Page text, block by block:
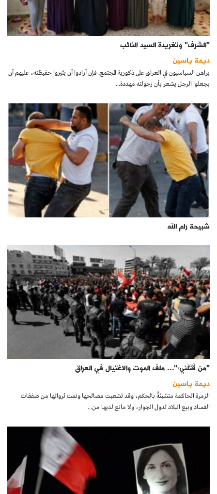
"الشرف" وتغريدة السيد النائب
ديمة ياسين
يراهن السياسيون في العراق على ذكورية المجتمع. فإن أرادوا أن يثيروا حفيظته، عليهم أن
يجعلوا الرجل يشعر بأن رجولته مهددة...
شبيحة رام الله
"من قَتَلَني؟"… ملف الموت والاغتيال في العراق
ديمة ياسين
الزمرة الحاكمة متشبثةٌ بالحكم، وقد تشعبت مصالحها ونمت ثرواتها من صفقات
الفساد وبيع البلاد لدول الجوار، ولا مانع لديها من...